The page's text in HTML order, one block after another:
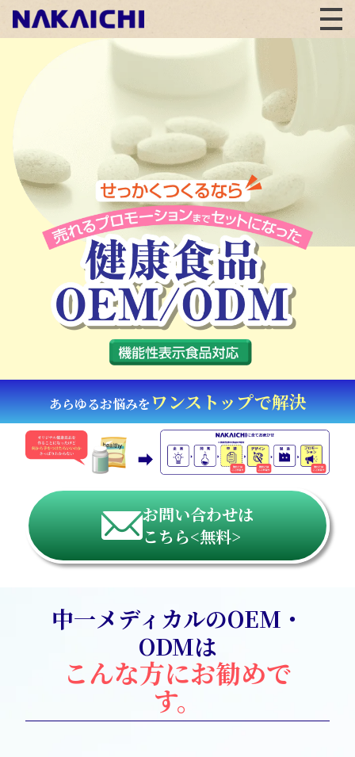
あらゆるお悩みをワンストップで解決
お問い合わせは
こちら<無料>
中一メディカルのOEM・
ODMは
こんな方にお勧めで
す。